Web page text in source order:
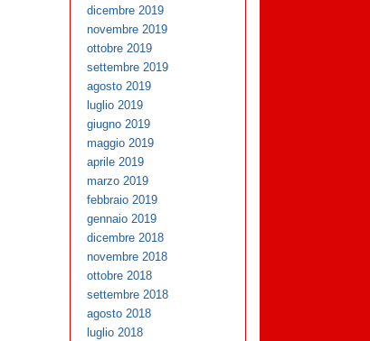
dicembre 2019
novembre 2019
ottobre 2019
settembre 2019
agosto 2019
luglio 2019
giugno 2019
maggio 2019
aprile 2019
marzo 2019
febbraio 2019
gennaio 2019
dicembre 2018
novembre 2018
ottobre 2018
settembre 2018
agosto 2018
luglio 2018